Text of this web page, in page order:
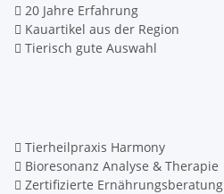
20 Jahre Erfahrung
Kauartikel aus der Region
Tierisch gute Auswahl
Tierheilpraxis Harmony
Bioresonanz Analyse & Therapie
Zertifizierte Ernährungsberatung